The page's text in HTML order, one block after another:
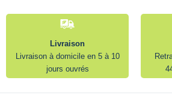
Livraison
Livraison à domicile en 5 à 10
jours ouvrés